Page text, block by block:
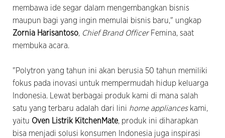
membawa ide segar dalam mengembangkan bisnis
maupun bagi yang ingin memulai bisnis baru," ungkap
Zornia Harisantoso, Chief Brand Officer Femina, saat
membuka acara.
"Polytron yang tahun ini akan berusia 50 tahun memiliki
fokus pada inovasi untuk mempermudah hidup keluarga
Indonesia. Lewat berbagai produk kami di mana salah
satu yang terbaru adalah dari lini home applianceskami,
yaitu Oven Listrik KitchenMate, produk ini diharapkan
bisa menjadi solusi konsumen Indonesia juga inspirasi